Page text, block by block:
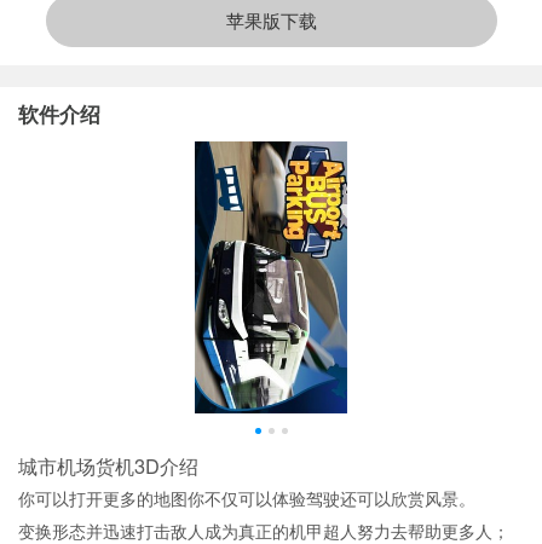
苹果版下载
软件介绍
城市机场货机3D介绍
你可以打开更多的地图你不仅可以体验驾驶还可以欣赏风景。
变换形态并迅速打击敌人成为真正的机甲超人努力去帮助更多人；